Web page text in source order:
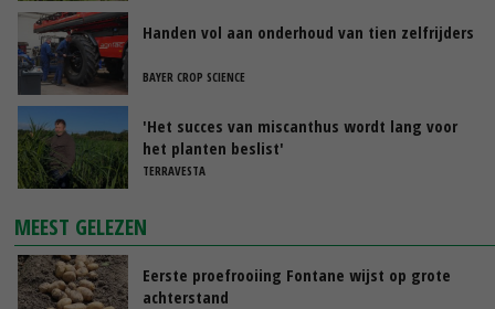
Handen vol aan onderhoud van tien zelfrijders
BAYER CROP SCIENCE
'Het succes van miscanthus wordt lang voor
het planten beslist'
TERRAVESTA
MEEST GELEZEN
Eerste proefrooiing Fontane wijst op grote
achterstand